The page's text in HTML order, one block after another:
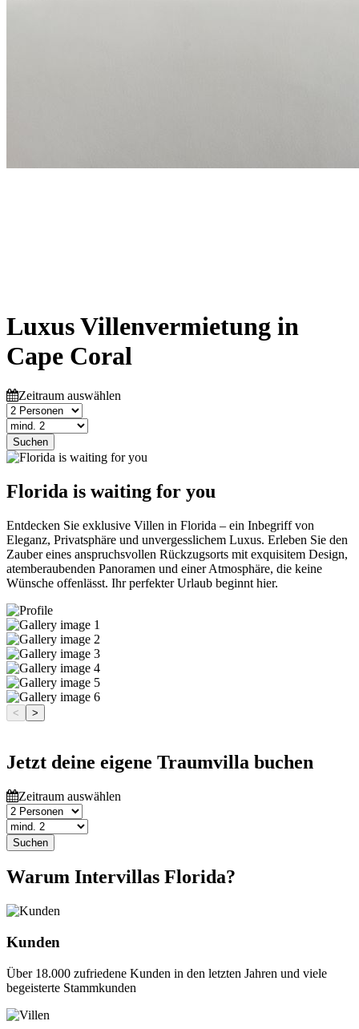
Luxus Villenvermietung in
Cape Coral
Zeitraum auswählen
Suchen
Florida is waiting for you
Entdecken Sie exklusive Villen in Florida – ein Inbegriff von
Eleganz, Privatsphäre und unvergesslichem Luxus. Erleben Sie den
Zauber eines anspruchsvollen Rückzugsorts mit exquisitem Design,
atemberaubenden Panoramen und einer Atmosphäre, die keine
Wünsche offenlässt. Ihr perfekter Urlaub beginnt hier.
< >
Jetzt deine eigene Traumvilla buchen
Zeitraum auswählen
Suchen
Warum Intervillas Florida?
Kunden
Über 18.000 zufriedene Kunden in den letzten Jahren und viele
begeisterte Stammkunden